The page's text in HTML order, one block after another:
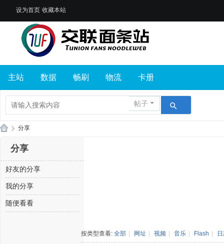
设为首页 收藏本站
主站 数据 畅刷 物流 卡册
帖子
面
条
站
› 分享
分享
好友的分享
我的分享
随便看看
按类型查看: 全部 网址 视频 音乐 Flash